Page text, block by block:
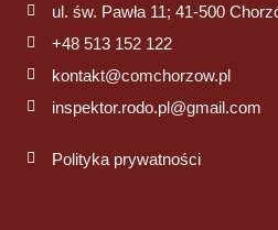
ul. św. Pawła 11; 41-500
+48 513 152 122
kontakt@comchorzow.pl
inspektor.rodo.pl@gmail.com
Polityka prywatności